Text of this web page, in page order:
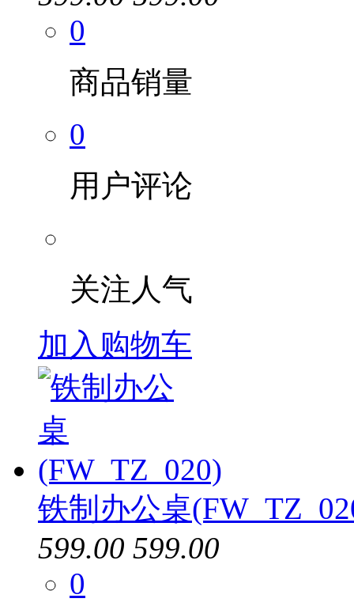
0
商品销量
0
用户评论
关注人气
加入购物车
铁制办公桌
599.00 599.00
0